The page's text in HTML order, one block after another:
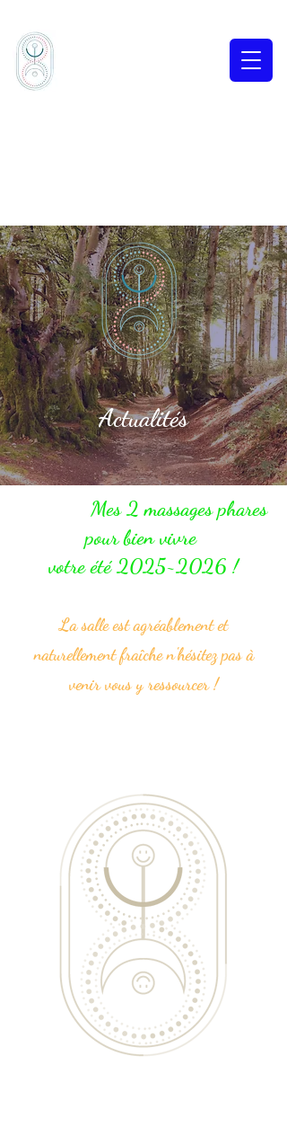
Actualités
Mes 2 massages phares
pour bien vivre
votre été 2025~2026 !
La salle est agréablement et
naturellement fraîche n'hésitez pas à
venir vous y ressourcer !